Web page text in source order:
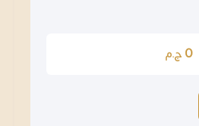
0 ج.م